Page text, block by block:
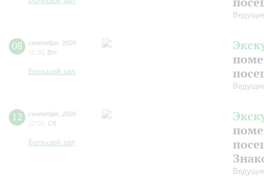
08 сентября 2026
11:30 Вт
Большой зал
12 сентября 2026
12:00 Сб
Большой зал